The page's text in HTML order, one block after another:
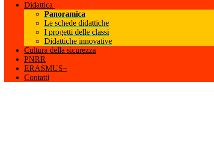
Didattica
Panoramica
Le schede didattiche
I progetti delle classi
Didattiche innovative
Cultura della sicurezza
PNRR
ERASMUS+
Contatti